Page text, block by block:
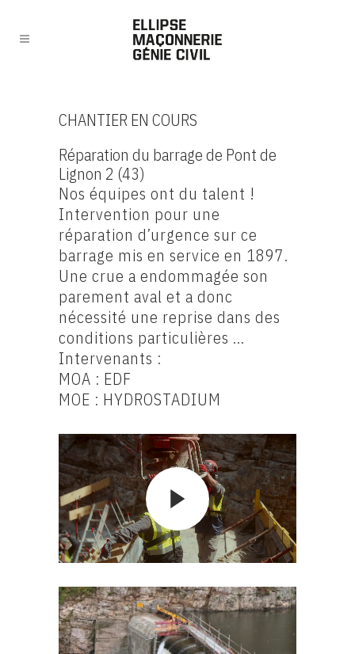
CHANTIER EN COURS
Réparation du barrage de Pont de
Lignon 2 (43)
Nos équipes ont du talent !
Intervention pour une
réparation d’urgence sur ce
barrage mis en service en 1897.
Une crue a endommagée son
parement aval et a donc
nécessité une reprise dans des
conditions particulières …
Intervenants :
MOA : EDF
MOE : HYDROSTADIUM